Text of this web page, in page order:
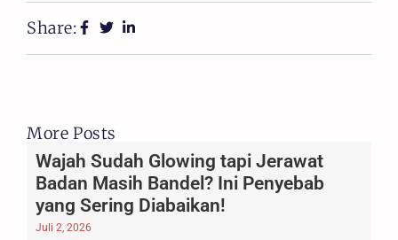
Share:
More Posts
Wajah Sudah Glowing tapi Jerawat
Badan Masih Bandel? Ini Penyebab
yang Sering Diabaikan!
Juli 2, 2026